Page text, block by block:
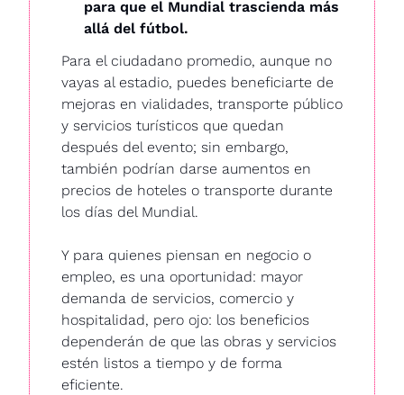
para que el Mundial trascienda más
allá del fútbol.
Para el ciudadano promedio, aunque no
vayas al estadio, puedes beneficiarte de
mejoras en vialidades, transporte público
y servicios turísticos que quedan
después del evento; sin embargo,
también podrían darse aumentos en
precios de hoteles o transporte durante
los días del Mundial.
Y para quienes piensan en negocio o
empleo, es una oportunidad: mayor
demanda de servicios, comercio y
hospitalidad, pero ojo: los beneficios
dependerán de que las obras y servicios
estén listos a tiempo y de forma
eficiente.